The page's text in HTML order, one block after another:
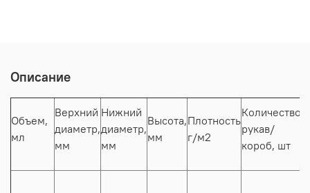
Описание
Объем,
мл
Верхний
диаметр,
мм
Нижний
диаметр,
мм
Высота,
мм
Плотность
г/м2
Количество
рукав/
короб, шт